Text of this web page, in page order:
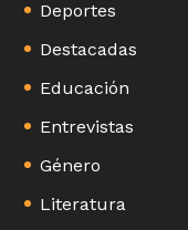
Deportes
Destacadas
Educación
Entrevistas
Género
Literatura